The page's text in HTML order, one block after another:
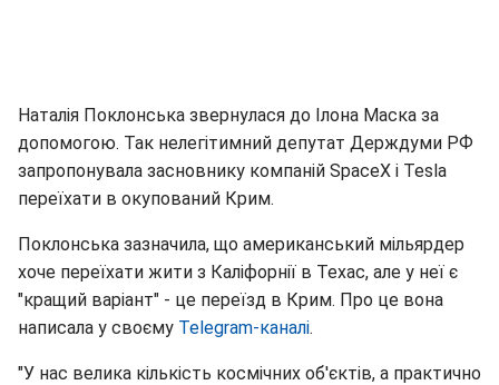
Наталія Поклонська звернулася до Ілона Маска за
допомогою. Так нелегітимний депутат Держдуми РФ
запропонувала засновнику компаній SpaceX і Tesla
переїхати в окупований Крим.
Поклонська зазначила, що американський мільярдер
хоче переїхати жити з Каліфорнії в Техас, але у неї є
"кращий варіант" - це переїзд в Крим. Про це вона
написала у своєму Telegram-каналі.
"У нас велика кількість космічних об'єктів, а практично